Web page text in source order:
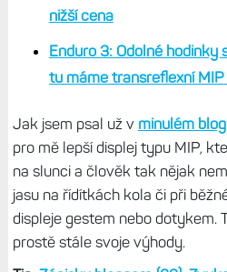
nižší cena
Enduro 3: Odolné hodinky
tu máme transreflexní MIP
Jak jsem psal už v minulém
pro mě lepší displej typu MIP,
na slunci a člověk tak nějak
jasu na řídítkách kola či při
displeje gestem nebo dotykem.
prostě stále svoje výhody.